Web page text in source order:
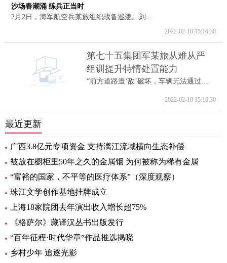
沙场春潮涌 练兵正当时
2月2日，海军航空兵某旅组织战备巡逻。刘...
2022-02-10 15:16:30
第七十五集团军某旅从难从严
组训提升特情处置能力
“前方道路遭‘敌’破坏，车辆无法通过。...
2022-02-10 15:16:30
最近更新
广西3.8亿元专项资金 支持漓江流域横向生态补偿
被放在橱柜里50年之久的金属铟 为何被称为稀有金属
“富裕的国家，不平等的医疗体系”（深度观察）
珠江文学创作基地挂牌成立
上海18家院团去年演出收入增长超75%
《格萨尔》藏译汉丛书出版发行
“百年征程·时代华章”作品推选揭晓
乡村少年 追逐光影